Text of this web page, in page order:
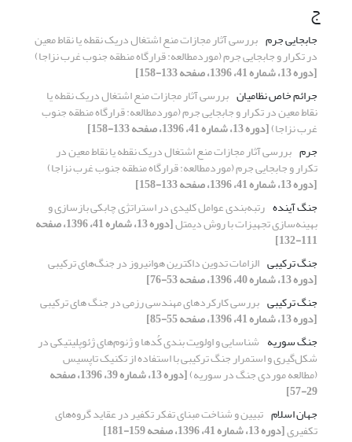
ج
جابجایی جرم بررسی آثار مجازات منع اشتغال دریک نقطه یا نقاط معین
در تکرار و جابجایی جرم (موردمطالعه: قرارگاه منطقه جنوب غرب نزاجا)
[دوره 13، شماره 41، 1396، صفحه 133-158]
جرائم خاص نظامیان بررسی آثار مجازات منع اشتغال دریک نقطه یا
نقاط معین در تکرار و جابجایی جرم (موردمطالعه: قرارگاه منطقه جنوب
غرب نزاجا)[دوره 13، شماره 41، 1396، صفحه 133-158]
جرم بررسی آثار مجازات منع اشتغال دریک نقطه یا نقاط معین در
تکرار و جابجایی جرم (موردمطالعه: قرارگاه منطقه جنوب غرب نزاجا)
[دوره 13، شماره 41، 1396، صفحه 133-158]
جنگ آینده رتبه‌بندی عوامل کلیدی در استراتژی چابکی بازسازی و
بهینه‌سازی تجهیزات با روش دیمتل [دوره 13، شماره 41، 1396، صفحه
111-132]
جنگ ترکیبی الزامات تدوین داکترین هوانیروز در جنگ‌های ترکیبی
[دوره 13، شماره 40، 1396، صفحه 53-76]
جنگ ترکیبی بررسی کارکردهای مهندسی رزمی در جنگ های ترکیبی
[دوره 13، شماره 41، 1396، صفحه 55-85]
جنگ سوریه شناسایی و اولویت بندی کُدها و ژنوم‌های ژئوپلیتیکی در
شکل‌گیری و استمرار جنگ ترکیبی با استفاده از تکنیک تاپسیس
(مطالعه موردی جنگ در سوریه) [دوره 13، شماره 39، 1396، صفحه
29-57]
جهان اسلام تبیین و شناخت مبنای تفکر تکفیر در عقاید گروه‌های
تکفیری[دوره 13، شماره 41، 1396، صفحه 159-181]